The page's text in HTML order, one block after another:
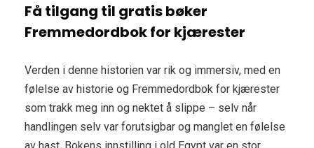
Få tilgang til gratis bøker
Fremmedordbok for kjærester
Verden i denne historien var rik og immersiv, med en
følelse av historie og Fremmedordbok for kjærester
som trakk meg inn og nektet å slippe – selv når
handlingen selv var forutsigbar og manglet en følelse
av hast. Bokens innstilling i old Egypt var en stor